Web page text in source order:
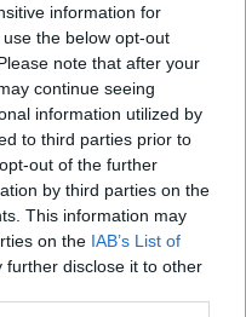
information for
the below opt-out
note that after your
continue seeing
information utilized by
to third parties prior to
out of the further
by third parties on the
This information may
on the IAB’s List of
further disclose it to other
a Tokiói
Pókháló (ökörnyál)
második helyet az